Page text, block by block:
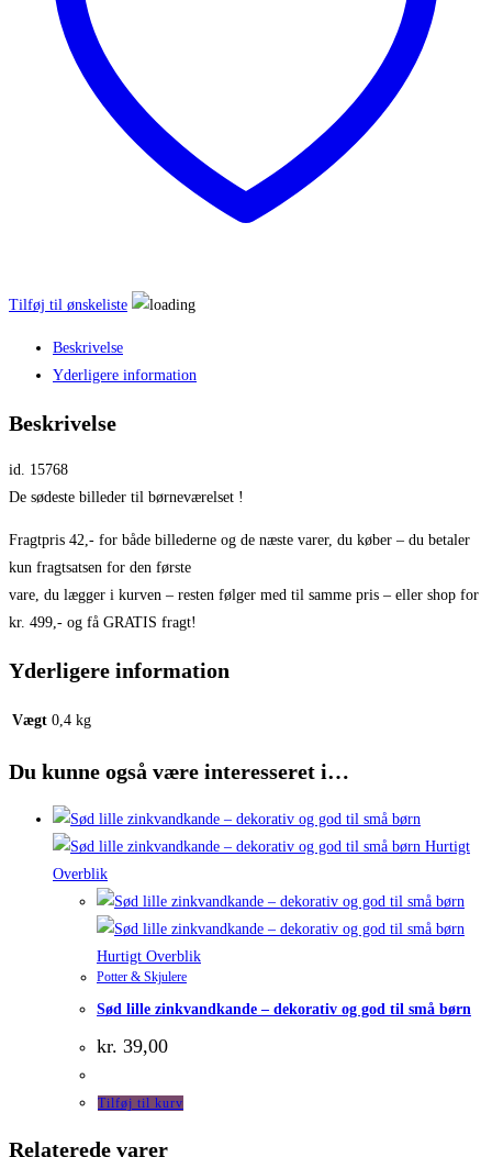
Tilføj til ønskeliste
Beskrivelse
Yderligere information
Beskrivelse
id. 15768
De sødeste billeder til børneværelset !
Fragtpris 42,- for både billederne og de næste varer, du køber – du betaler
kun fragtsatsen for den første
vare, du lægger i kurven – resten følger med til samme pris – eller shop for
kr. 499,- og få GRATIS fragt!
Yderligere information
Vægt 0,4 kg
Du kunne også være interesseret i…
Hurtigt
Overblik
Hurtigt Overblik
Potter & Skjulere
Sød lille zinkvandkande – dekorativ og god til små børn
kr. 39,00
Tilføj til kurv
Relaterede varer